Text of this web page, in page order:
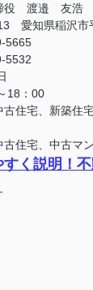
役 渡邉 友浩
愛知県稲沢市
5665
18：00
住宅、新築住
、中古マン
すく説明！